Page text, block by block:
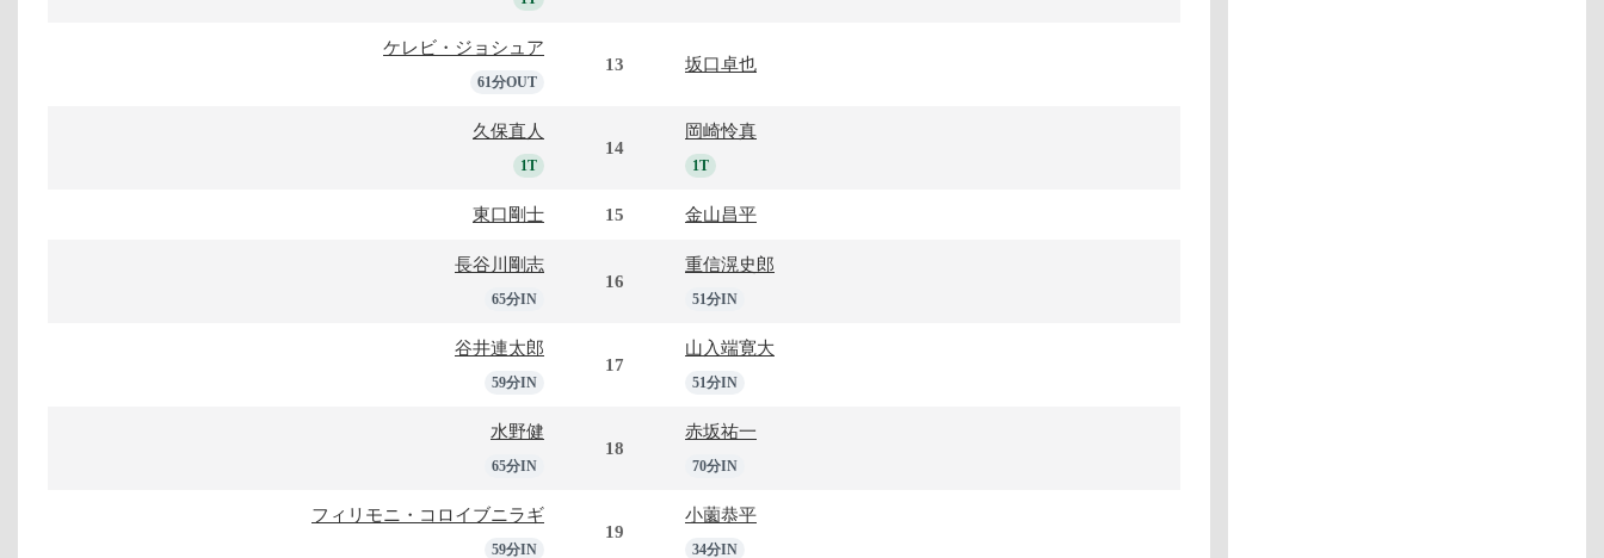
ケレビ・ジョシュア
61分OUT
13 坂口卓也
久保直人
1T
14
岡崎怜真
1T
東口剛士 15 金山昌平
長谷川剛志
65分IN
16
重信滉史郎
51分IN
谷井連太郎
59分IN
17
山入端寛大
51分IN
水野健
65分IN
18
赤坂祐一
70分IN
フィリモニ・コロイブニラギ
59分IN
19
小薗恭平
34分IN